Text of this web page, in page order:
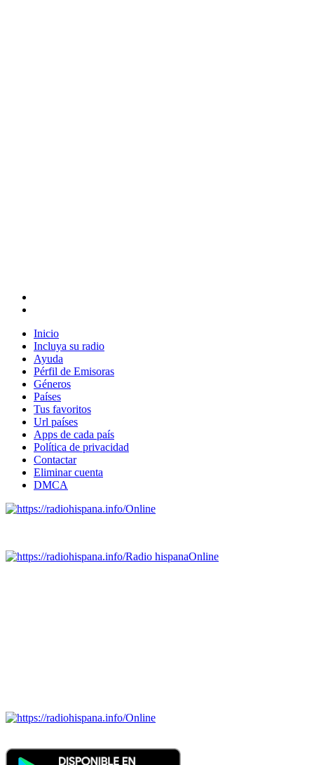
Inicio
Incluya su radio
Ayuda
Pérfil de Emisoras
Géneros
Países
Tus favoritos
Url países
Apps de cada país
Política de privacidad
Contactar
Eliminar cuenta
DMCA
Online
Radio hispanaOnline
Online